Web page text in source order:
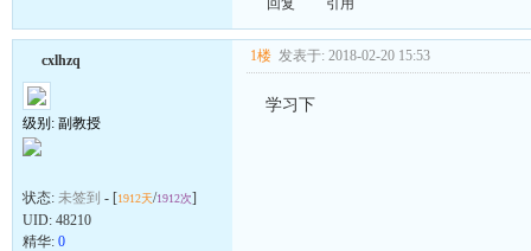
回复 引用
cxlhzq
级别: 副教授
状态: 未签到 - [1912天/1912次]
UID: 48210
精华: 0
1楼 发表于: 2018-02-20 15:53
学习下